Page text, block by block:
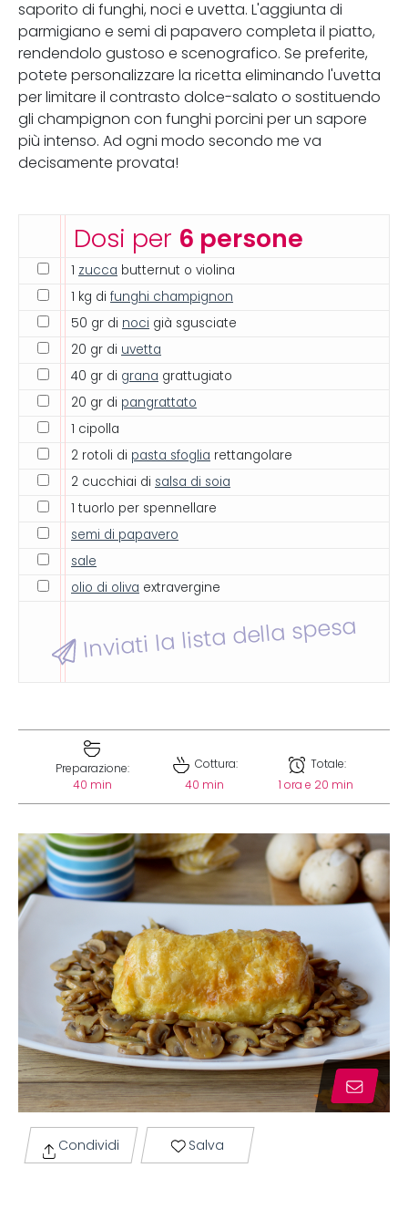
saporito di funghi, noci e uvetta. L'aggiunta di
parmigiano e semi di papavero completa il piatto,
rendendolo gustoso e scenografico. Se preferite,
potete personalizzare la ricetta eliminando l'uvetta
per limitare il contrasto dolce-salato o sostituendo
gli champignon con funghi porcini per un sapore
più intenso. Ad ogni modo secondo me va
decisamente provata!
Dosi per 6 persone
1 zucca butternut o violina
1 kg di funghi champignon
50 gr di noci già sgusciate
20 gr di uvetta
40 gr di grana grattugiato
20 gr di pangrattato
1 cipolla
2 rotoli di pasta sfoglia rettangolare
2 cucchiai di salsa di soia
1 tuorlo per spennellare
semi di papavero
sale
olio di oliva extravergine
Inviati la lista della spesa
Preparazione:
40 min
Cottura:
40 min
Totale:
1 ora e 20 min
Condividi Salva